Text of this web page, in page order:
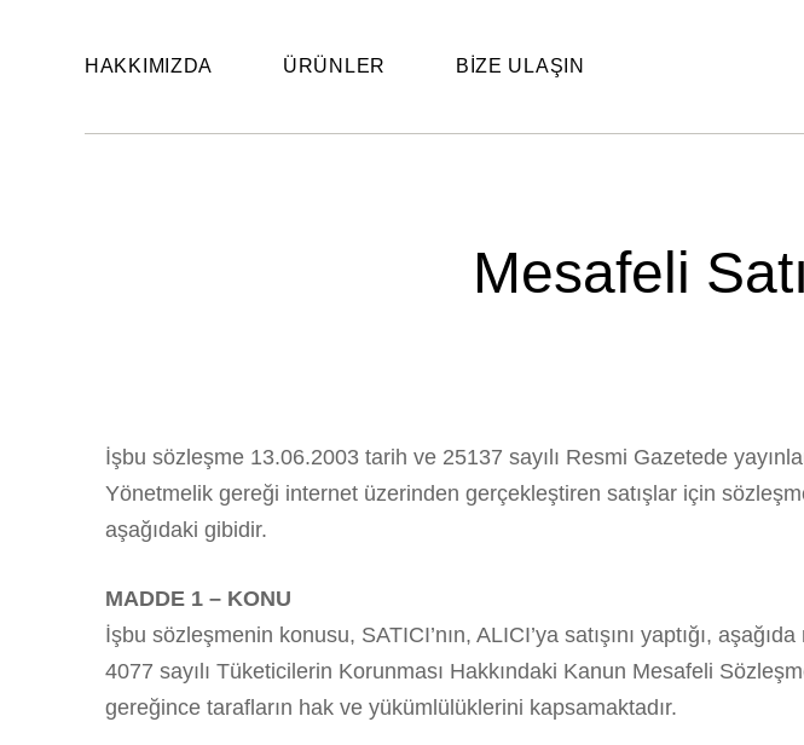
HAKKIMIZDA ÜRÜNLER BIZE ULAŞIN
Pinhan
Doğanın
özel
ahşap,
bir
araya
getirdik.
Mesafeli
İşbu sözleşme 13.06.2003 tarih ve 25137 sayılı Resmi Gazetede
Yönetmelik gereği internet üzerinden gerçekleştiren satışlar için
aşağıdaki gibidir.
MADDE 1 – KONU
İşbu sözleşmenin konusu, SATICI’nın, ALICI’ya satışını yaptığı,
4077 sayılı Tüketicilerin Korunması Hakkındaki Kanun Mesafeli
gereğince tarafların hak ve yükümlülüklerini kapsamaktadır.